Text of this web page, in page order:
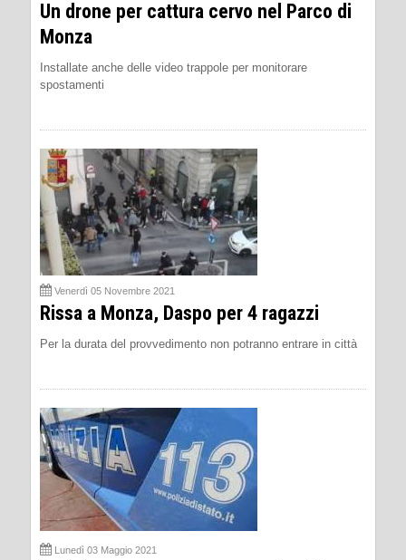
Un drone per cattura cervo nel Parco di
Monza
Installate anche delle video trappole per monitorare
spostamenti
Venerdì 05 Novembre 2021
Rissa a Monza, Daspo per 4 ragazzi
Per la durata del provvedimento non potranno entrare in città
Lunedì 03 Maggio 2021